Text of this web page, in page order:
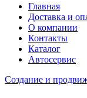
Главная
Доставка и
О компании
Контакты
Каталог
Автосервис
Создание и